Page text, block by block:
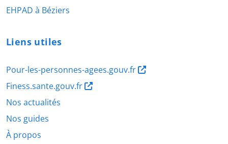
EHPAD à Béziers
Liens utiles
Pour-les-personnes-agees.gouv.fr
Finess.sante.gouv.fr
Nos actualités
Nos guides
À propos